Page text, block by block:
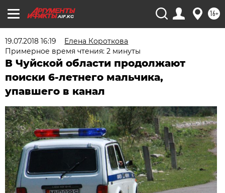
AIF.KG 16+
19.07.2018 16:19
Елена Короткова
Примерное время чтения: 2 минуты
В Чуйской области продолжают
поиски 6-летнего мальчика,
упавшего в канал